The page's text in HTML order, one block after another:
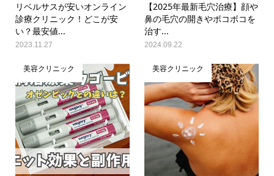
リベルサスが安いオンライン
診療クリニック！どこが安
い？最安値...
2023.11.27
【2025年最新毛穴治療】顔や
鼻の毛穴の開きやボコボコを
治す...
2024.09.22
美容クリニック 美容クリニック